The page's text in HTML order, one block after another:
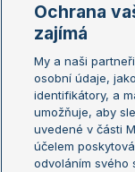
Žebříčky
Žebříček ATP (muži)
Žebříček WTA (ženy)
Sázkařský žebříček
Ochrana
zajímá
My a naši partneři
osobní údaje,
identifikátory, a
umožňuje, aby
uvedené v části
účelem
odvoláním svého